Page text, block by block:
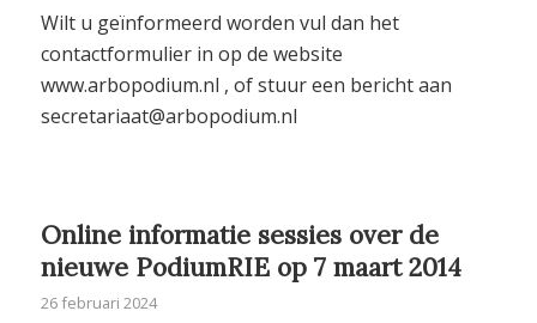
Wilt u geïnformeerd worden vul dan het
contactformulier in op de website
www.arbopodium.nl , of stuur een bericht aan
secretariaat@arbopodium.nl
Online informatie sessies over de
nieuwe PodiumRIE op 7 maart 2014
26 februari 2024